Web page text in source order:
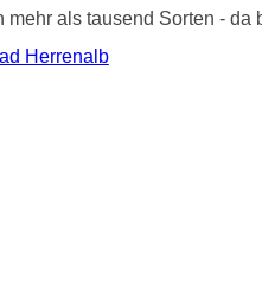
als tausend Sorten -
Herrenalb